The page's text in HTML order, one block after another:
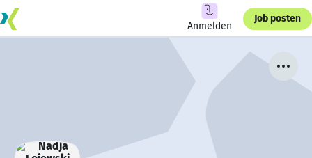
Anmelden
Job posten